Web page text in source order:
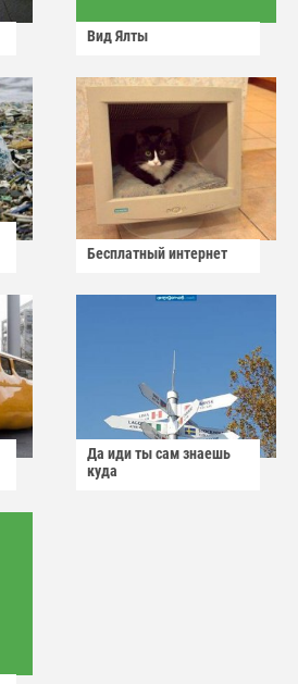
Вид Ялты
Бесплатный интернет
Да иди ты сам знаешь
куда